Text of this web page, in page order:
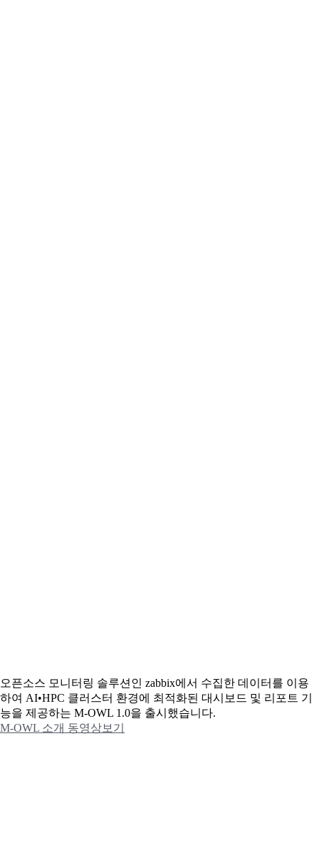
오픈소스 모니터링 솔루션인 zabbix에서 수집한 데이터를 이용
하여 AI•HPC 클러스터 환경에 최적화된 대시보드 및 리포트 기
능을 제공하는 M-OWL 1.0을 출시했습니다.
M-OWL 소개 동영상보기